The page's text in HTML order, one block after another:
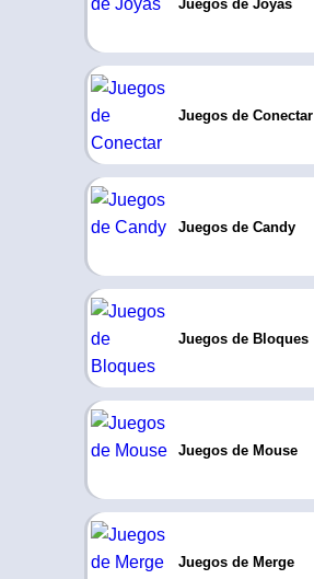
Juegos de Joyas
Juegos de Conectar
Juegos de Candy
Juegos de Bloques
Juegos de Mouse
Juegos de Merge